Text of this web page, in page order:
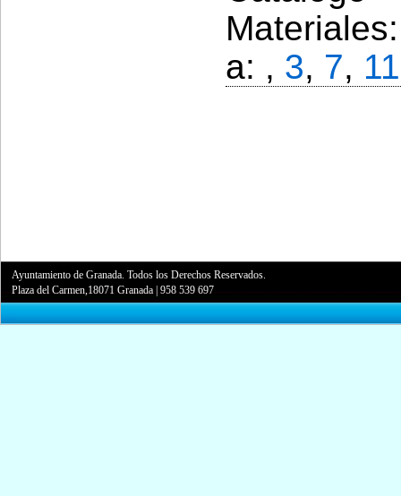
a: , 3, 7, 11
Ayuntamiento de Granada. Todos los Derechos Reservados.
Plaza del Carmen,18071 Granada |958 539 697